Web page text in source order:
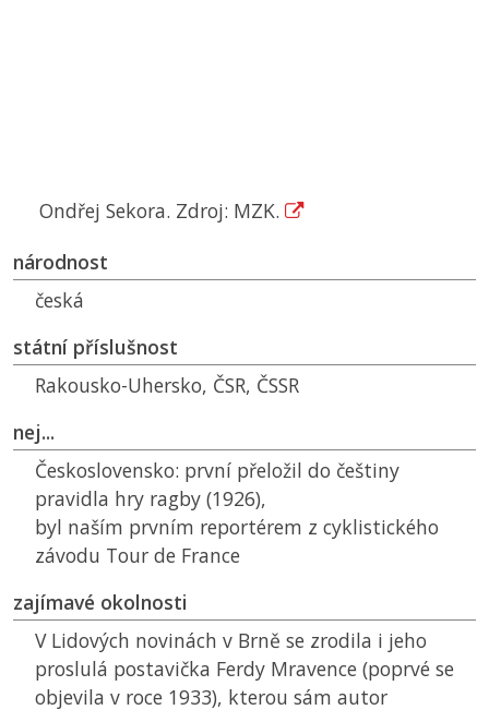
Ondřej Sekora. Zdroj: MZK.
národnost
česká
státní příslušnost
Rakousko-Uhersko, ČSR, ČSSR
nej...
Československo: první přeložil do češtiny
pravidla hry ragby (1926),
byl naším prvním reportérem z cyklistického
závodu Tour de France
zajímavé okolnosti
V Lidových novinách v Brně se zrodila i jeho
proslulá postavička Ferdy Mravence (poprvé se
objevila v roce 1933), kterou sám autor